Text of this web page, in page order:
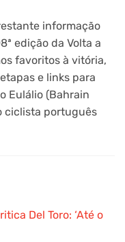
informação
edição da Volta a
favoritos à vitória,
e links para
Eulálio (Bahrain
ciclista português
Del Toro: ‘Até o